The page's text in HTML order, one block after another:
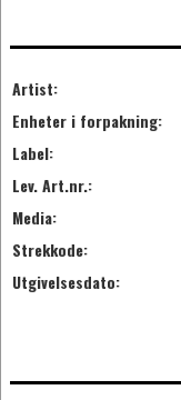
Artist:
Enheter i forpakning:
Label:
Lev. Art.nr.:
Media:
Strekkode:
Utgivelsesdato: